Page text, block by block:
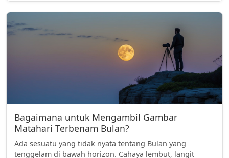
Bagaimana untuk Mengambil Gambar
Matahari Terbenam Bulan?
Ada sesuatu yang tidak nyata tentang Bulan yang
tenggelam di bawah horizon. Cahaya lembut, langit